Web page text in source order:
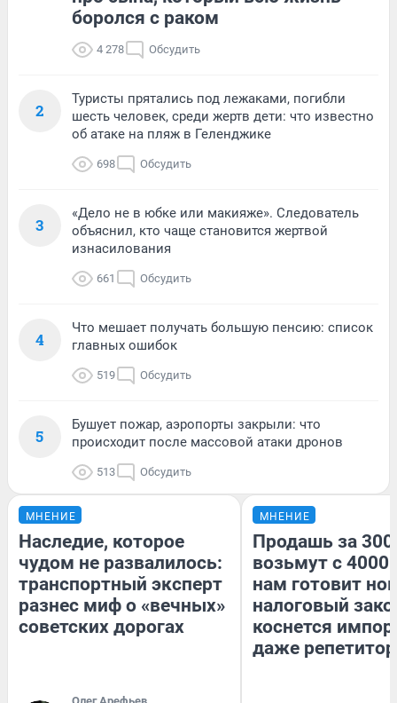
боролся с раком
4 278 Обсудить
2
Туристы прятались под лежаками, погибли
шесть человек, среди жертв дети: что известно
об атаке на пляж в Геленджике
698 Обсудить
3
«Дело не в юбке или макияже». Следователь
объяснил, кто чаще становится жертвой
изнасилования
661 Обсудить
4
Что мешает получать большую пенсию: список
главных ошибок
519 Обсудить
5
Бушует пожар, аэропорты закрыли: что
происходит после массовой атаки дронов
513 Обсудить
МНЕНИЕ
Наследие, которое
чудом не развалилось:
транспортный эксперт
разнес миф о «вечных»
советских дорогах
МНЕНИЕ
Продашь за
возьмут с
нам готовит
налоговый
коснется
даже